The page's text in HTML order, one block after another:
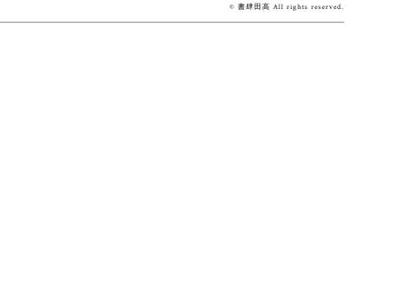
© 書肆田高 All rights reserved.